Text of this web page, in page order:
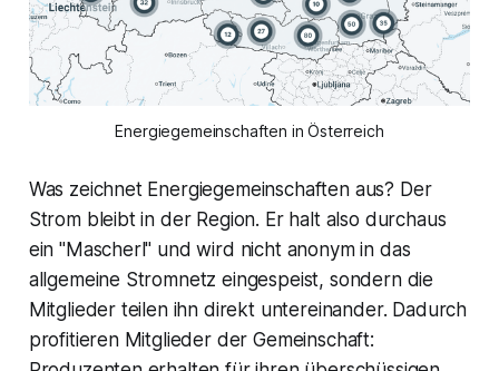
Energiegemeinschaften in Österreich
Was zeichnet Energiegemeinschaften aus? Der
Strom bleibt in der Region. Er halt also durchaus
ein "Mascherl" und wird nicht anonym in das
allgemeine Stromnetz eingespeist, sondern die
Mitglieder teilen ihn direkt untereinander. Dadurch
profitieren Mitglieder der Gemeinschaft: